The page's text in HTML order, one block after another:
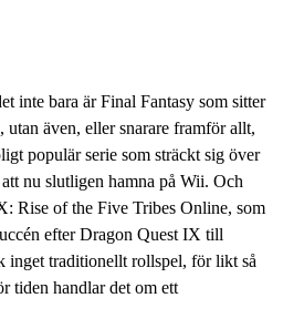
inte bara är Final Fantasy som sitter
utan även, eller snarare framför allt,
populär serie som sträckt sig över
nu slutligen hamna på Wii. Och
Rise of the Five Tribes Online, som
efter Dragon Quest IX till
inget traditionellt rollspel, för likt så
tiden handlar det om ett